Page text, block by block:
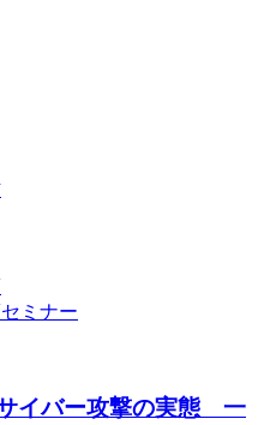
ミナー
イバー攻撃の実態 一